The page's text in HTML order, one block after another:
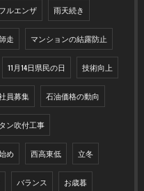
ルエンザ 雨天続き
走 マンションの結露防止
11月14日県民の日 技術向上
員募集 石油価格の動向
ン吹付工事
め 西高東低 立冬
バランス お歳暮